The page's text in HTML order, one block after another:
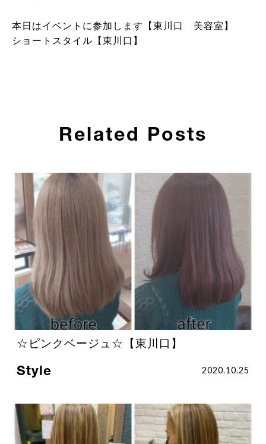
本日はイベントに参加します【東川口 美容室】
ショートスタイル【東川口】
Related Posts
☆ピンクベージュ☆【東川口】
Style 2020.10.25